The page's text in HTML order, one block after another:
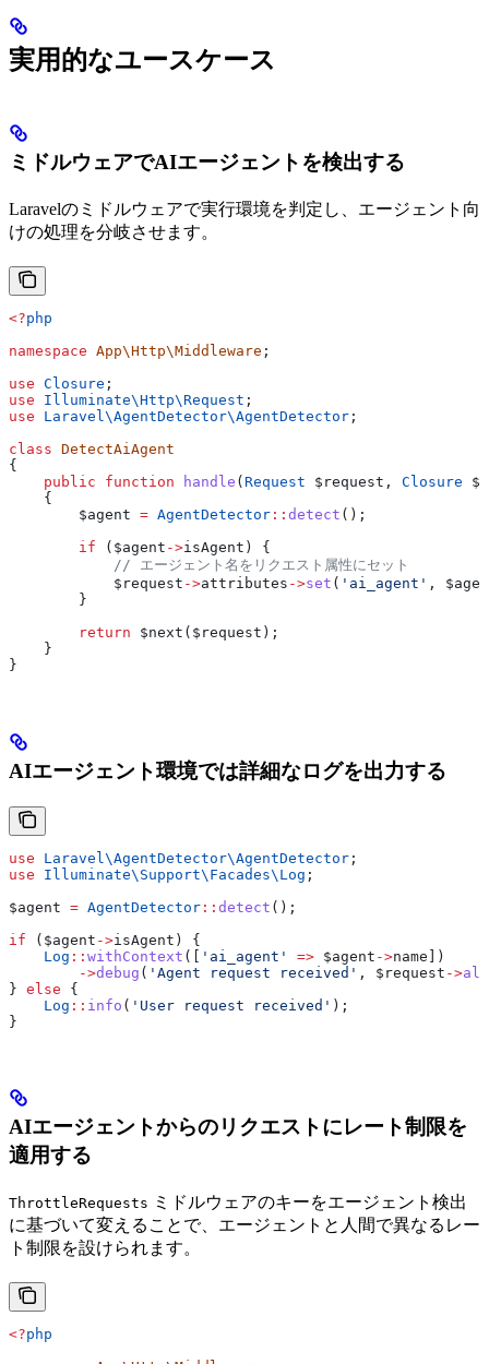
実用的なユースケース
ミドルウェアでAIエージェントを検出する
Laravelのミドルウェアで実行環境を判定し、エージェント向
けの処理を分岐させます。
<?php
namespace App\Http\Middleware ;
use Closure ;
use Illuminate\Http\Request ;
use Laravel\AgentDetector\AgentDetector ;
class DetectAiAgent
{
    public
function handle ( Request $request , Closure
    {
        $agent
= AgentDetector :: detect ();
        if
( $agent ->isAgent ) {
            // エージェント名をリクエスト属性にセット
            $request
->attributes ->set ( 'ai_agent' ,
        }
        return
$next ( $request );
    }
}
AIエージェント環境では詳細なログを出力する
use Laravel\AgentDetector\AgentDetector ;
use Illuminate\Support\Facades\ Log ;
$agent = AgentDetector :: detect ();
if ( $agent ->isAgent ) {
    Log
:: withContext ([ 'ai_agent' => $agent ->name ])
        ->
debug ( 'Agent request received' , $request ->all
} else {
    Log
:: info ( 'User request received' );
}
AIエージェントからのリクエストにレート制限を
適用する
ThrottleRequests ミドルウェアのキーをエージェント検出
に基づいて変えることで、エージェントと人間で異なるレー
ト制限を設けられます。
<?php